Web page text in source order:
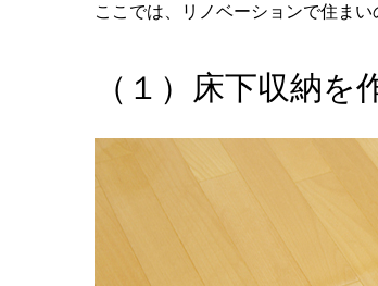
ここでは、リノベーションで住ま
（１）床下収納